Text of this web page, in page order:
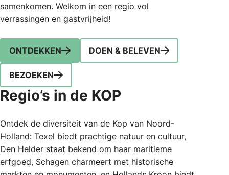
samenkomen. Welkom in een regio vol
verrassingen en gastvrijheid!
ONTDEKKEN DOEN & BELEVEN
BEZOEKEN
Regio’s in de KOP
Ontdek de diversiteit van de Kop van Noord-
Holland: Texel biedt prachtige natuur en cultuur,
Den Helder staat bekend om haar maritieme
erfgoed, Schagen charmeert met historische